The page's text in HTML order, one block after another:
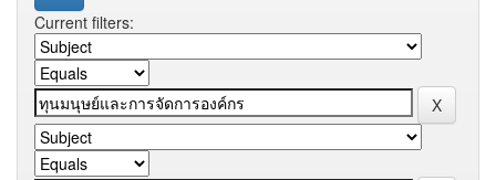
Current filters: